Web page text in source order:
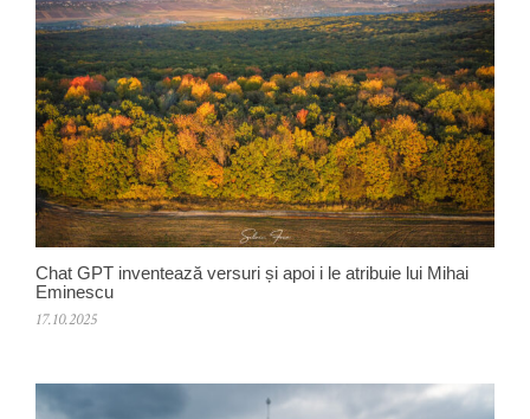
Chat GPT inventează versuri și apoi i le atribuie lui Mihai
Eminescu
17.10.2025